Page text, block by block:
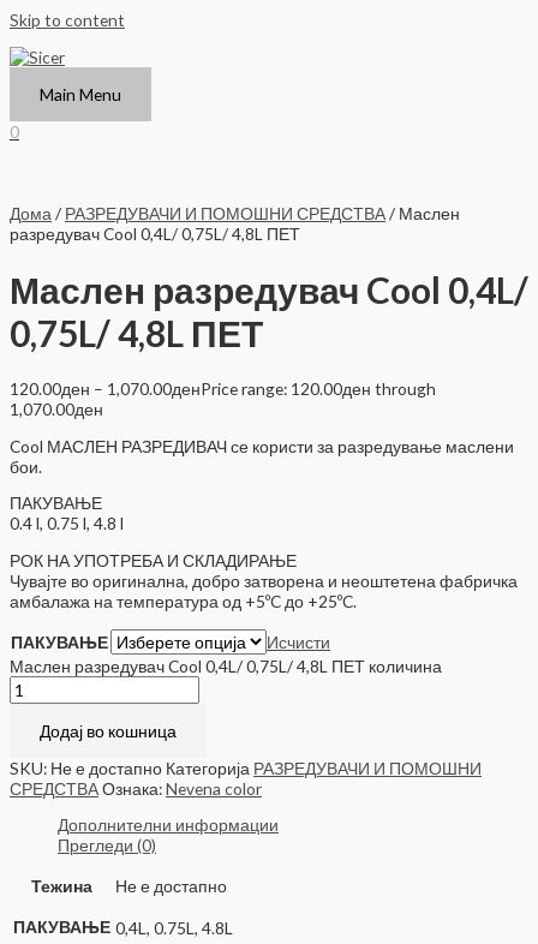
Skip to content
Main Menu
0
Дома / РАЗРЕДУВАЧИ И ПОМОШНИ СРЕДСТВА/ Маслен
разредувач Cool 0,4L/ 0,75L/ 4,8L ПЕТ
Маслен разредувач Cool 0,4L/
0,75L/ 4,8L ПЕТ
120.00ден – 1,070.00денPrice range: 120.00ден through
1,070.00ден
Cool МАСЛЕН РАЗРЕДИВАЧ се користи за разредување маслени
бои.
ПАКУВАЊЕ
0.4 l, 0.75 l, 4.8 l
РОК НА УПОТРЕБА И СКЛАДИРАЊЕ
Чувајте во оригинална, добро затворена и неоштетена фабричка
амбалажа на температура од +5ºC до +25ºC.
ПАКУВАЊЕ
Исчисти
Маслен разредувач Cool 0,4L/ 0,75L/ 4,8L ПЕТ количина
Додај во кошница
SKU: Не е достапно Категорија РАЗРЕДУВАЧИ И ПОМОШНИ
СРЕДСТВАОзнака:Nevena color
Дополнителни информации
Прегледи (0)
Тежина
Не е достапно
ПАКУВАЊЕ 0,4L, 0.75L, 4.8L